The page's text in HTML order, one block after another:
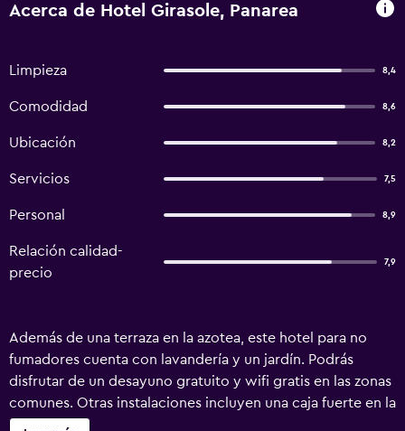
Acerca de Hotel Girasole, Panarea
Limpieza 8,4
Comodidad 8,6
Ubicación 8,2
Servicios 7,5
Personal 8,9
Relación calidad-
precio
7,9
Además de una terraza en la azotea, este hotel para no
fumadores cuenta con lavandería y un jardín. Podrás
disfrutar de un desayuno gratuito y wifi gratis en las zonas
comunes. Otras instalaciones incluyen una caja fuerte en la
recepción. Hotel Girasole ofrece 12 alojamientos con aire